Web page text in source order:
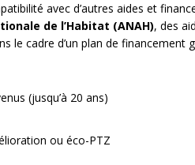
avec d’autres aides et
de l’Habitat (ANAH), des
le cadre d’un plan de financement
(jusqu’à 20 ans)
ou éco-PTZ